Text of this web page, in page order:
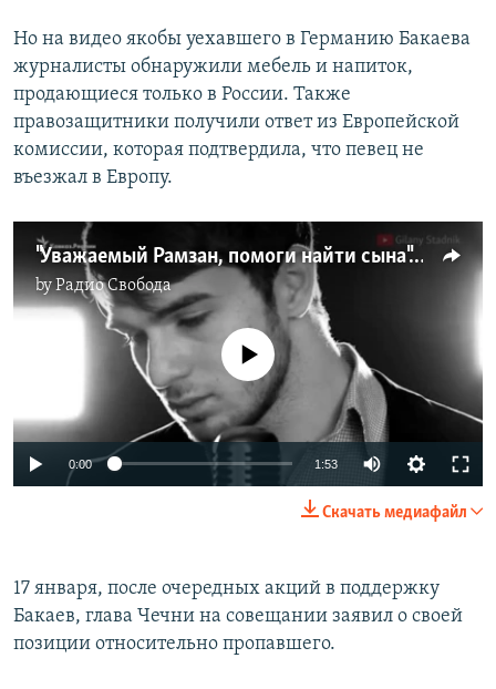
Но на видео якобы уехавшего в Германию Бакаева
журналисты обнаружили мебель и напиток,
продающиеся только в России. Также
правозащитники получили ответ из Европейской
комиссии, которая подтвердила, что певец не
въезжал в Европу.
"Уважаемый Рамзан, помоги найти сына". Мать пропавшего певца Бакаева обратилась к Кадырову
byРадио Свобода
No media source currently available
0:00 1:53
Скачать медиафайл
17 января, после очередных акций в поддержку
Бакаев, глава Чечни на совещании заявил о своей
позиции относительно пропавшего.